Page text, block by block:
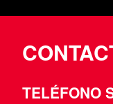
TELÉFONO